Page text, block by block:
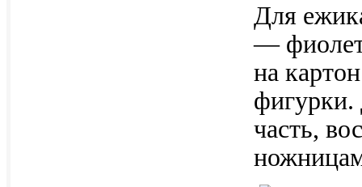
Для
—
на
фигурки.
часть,